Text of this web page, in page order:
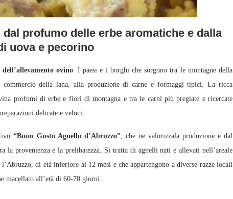
profumo delle erbe aromatiche e dalla
uova e pecorino
ovino. I paesi e i borghi che sorgono tra le montagne della
della lana, alla produzione di carne e formaggi tipici. La ricca
profumi di erbe e fiori di montagna e tra le carni più pregiate e ricercate
delicate e veloci.
“Buon Gusto Agnello d’Abruzzo”, che ne valorizzala produzione e dal
la provenienza e la prelibatezza. Si tratta di agnelli nati e allevati nell’areale
di età inferiore ai 12 mesi e che appartengono a diverse razze locali
macellato all’età di 60-70 giorni.